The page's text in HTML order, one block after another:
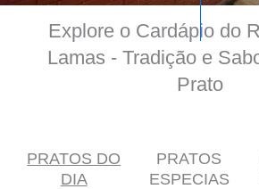
Explore o Cardápio do
Lamas - Tradição e
Prato
PRATOS DO
DIA
PRATOS
ESPECIAS